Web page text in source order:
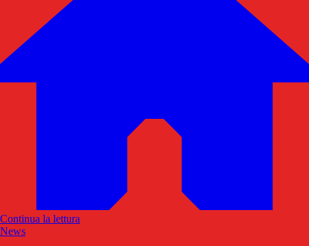
Continua la lettura
News